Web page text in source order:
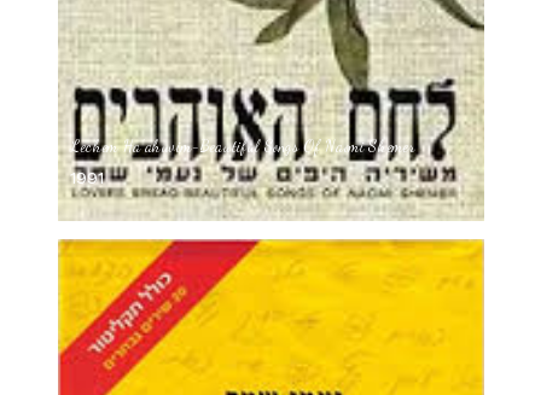
Lechem Ha’ahuvim-Beautiful Songs Of Naomi Shemer
1991